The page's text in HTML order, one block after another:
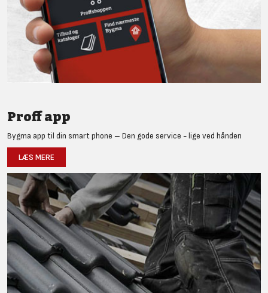
Proff app
Bygma app til din smart phone – Den gode service - lige ved hånden
LÆS MERE